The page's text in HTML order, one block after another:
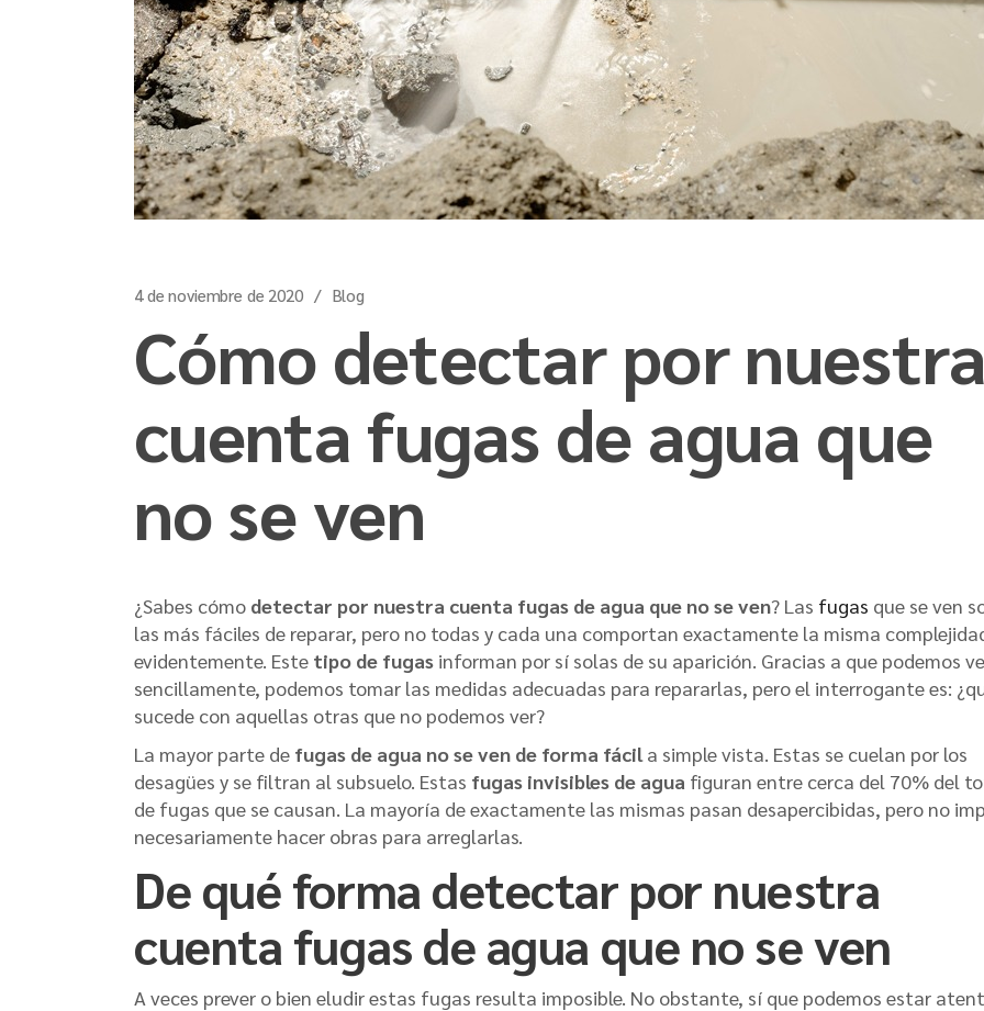
4 de noviembre de 2020 Blog
Cómo detectar por nuestra
cuenta fugas de agua que
no se ven
¿Sabes cómo detectar por nuestra cuenta fugas de agua que no se ven? Las fugas que se ven
las más fáciles de reparar, pero no todas y cada una comportan exactamente la misma
evidentemente. Este tipo de fugas informan por sí solas de su aparición. Gracias a que podemos
sencillamente, podemos tomar las medidas adecuadas para repararlas, pero el interrogante es:
sucede con aquellas otras que no podemos ver?
La mayor parte de fugas de agua no se ven de forma fácila simple vista. Estas se cuelan por los
desagües y se filtran al subsuelo. Estas fugas invisibles de agua figuran entre cerca del 70% del
de fugas que se causan. La mayoría de exactamente las mismas pasan desapercibidas, pero no
necesariamente hacer obras para arreglarlas.
De qué forma detectar por nuestra
cuenta fugas de agua que no se ven
A veces prever o bien eludir estas fugas resulta imposible. No obstante, sí que podemos estar